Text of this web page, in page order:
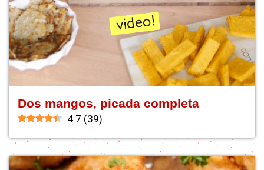
Dos mangos, picada completa
4.7 (39)